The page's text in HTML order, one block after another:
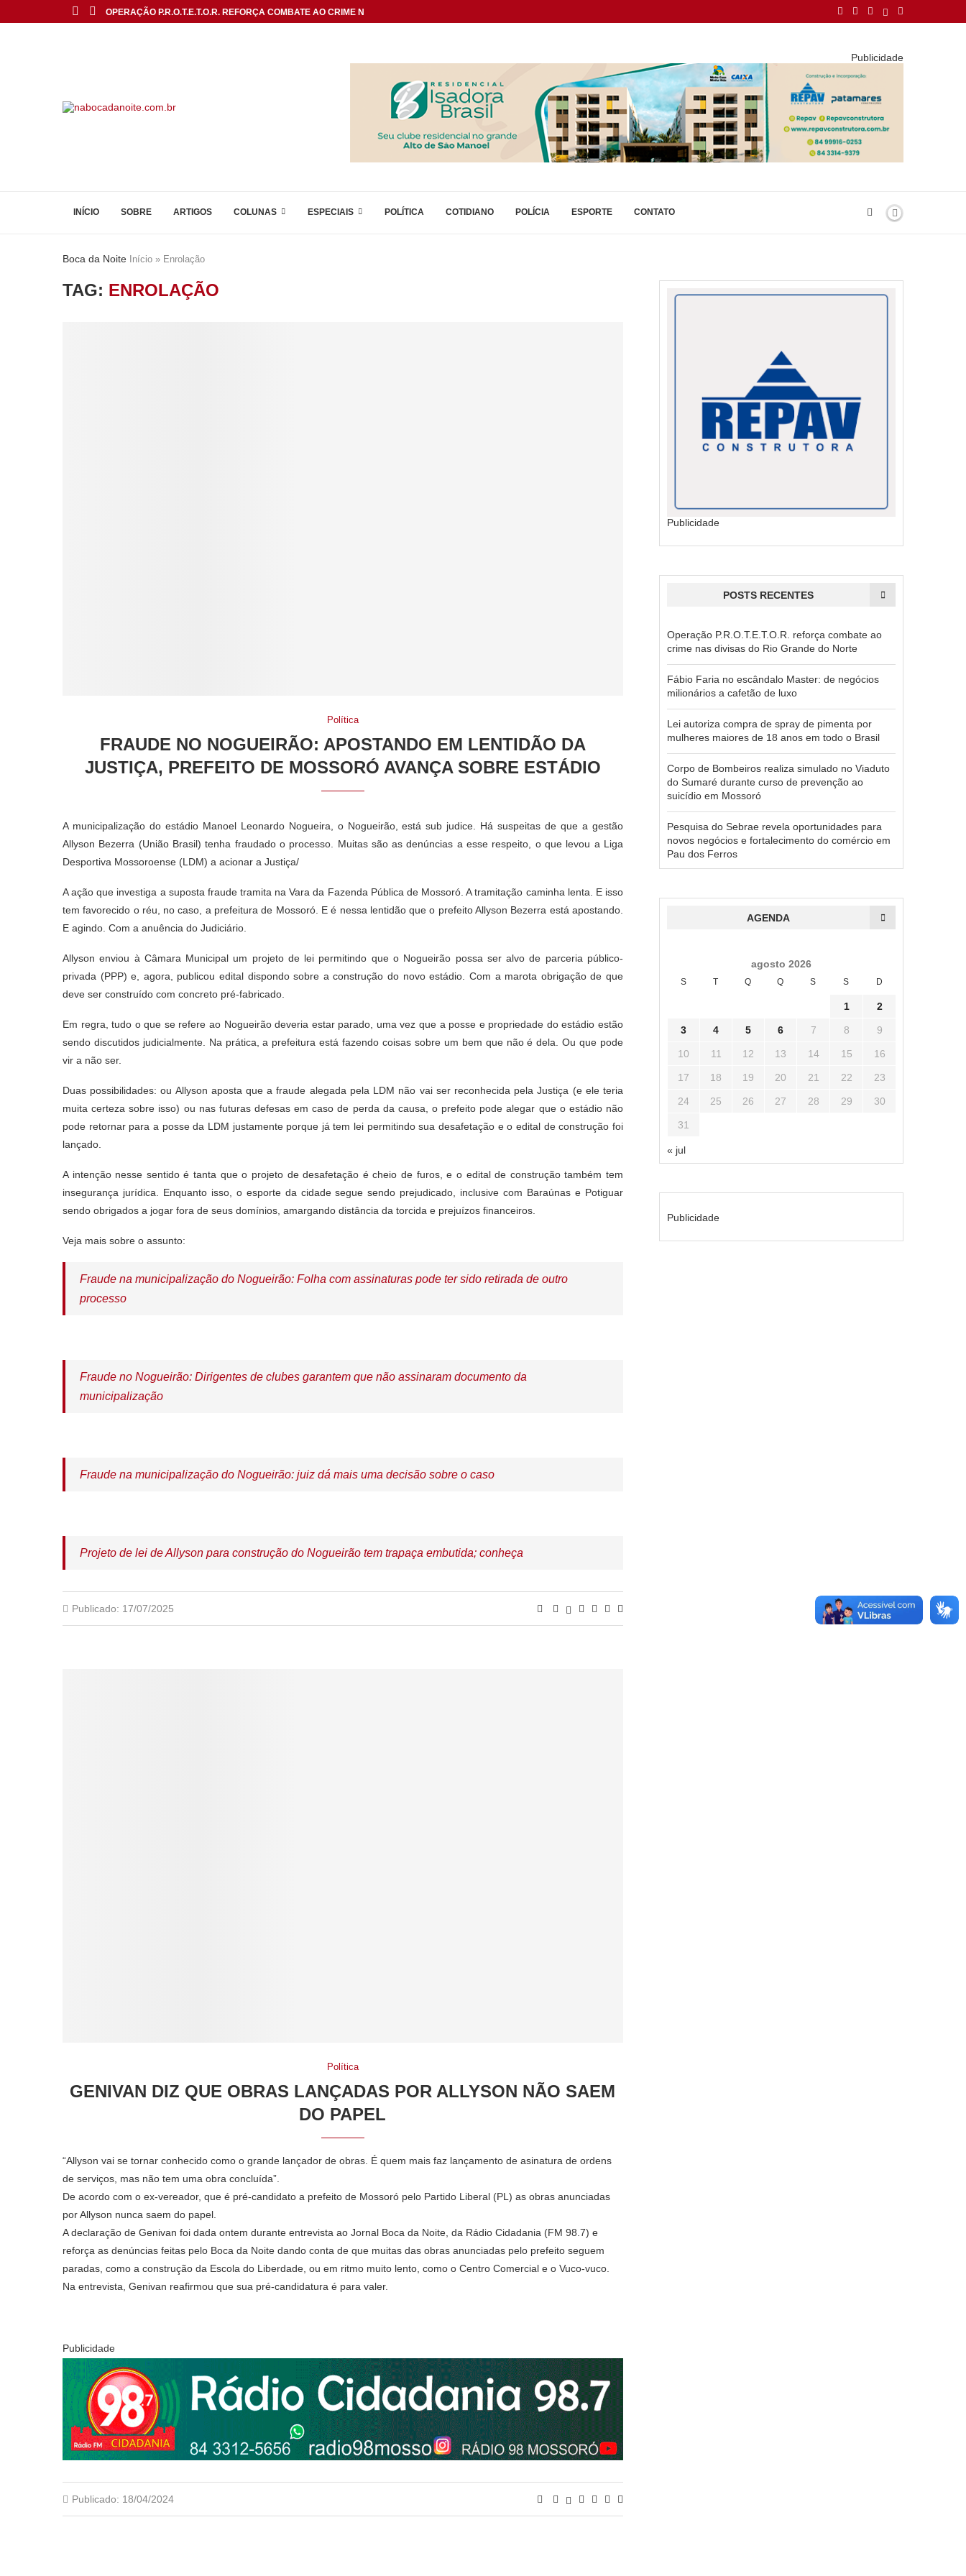
OPERAÇÃO P.R.O.T.E.T.O.R. REFORÇA COMBATE AO CRIME NAS DIVISAS...
Publicidade
INÍCIO SOBRE ARTIGOS COLUNAS ESPECIAIS POLÍTICA COTIDIANO POLÍCIA ESPORTE CONTATO
Boca da Noite Início » Enrolação
TAG: ENROLAÇÃO
Política
FRAUDE NO NOGUEIRÃO: APOSTANDO EM LENTIDÃO DA
JUSTIÇA, PREFEITO DE MOSSORÓ AVANÇA SOBRE ESTÁDIO
A municipalização do estádio Manoel Leonardo Nogueira, o Nogueirão, está sub judice. Há suspeitas de que a gestão
Allyson Bezerra (União Brasil) tenha fraudado o processo. Muitas são as denúncias a esse respeito, o que levou a Liga
Desportiva Mossoroense (LDM) a acionar a Justiça/
A ação que investiga a suposta fraude tramita na Vara da Fazenda Pública de Mossoró. A tramitação caminha lenta. E isso
tem favorecido o réu, no caso, a prefeitura de Mossoró. E é nessa lentidão que o prefeito Allyson Bezerra está apostando.
E agindo. Com a anuência do Judiciário.
Allyson enviou à Câmara Municipal um projeto de lei permitindo que o Nogueirão possa ser alvo de parceria público-
privada (PPP) e, agora, publicou edital dispondo sobre a construção do novo estádio. Com a marota obrigação de que
deve ser construído com concreto pré-fabricado.
Em regra, tudo o que se refere ao Nogueirão deveria estar parado, uma vez que a posse e propriedade do estádio estão
sendo discutidos judicialmente. Na prática, a prefeitura está fazendo coisas sobre um bem que não é dela. Ou que pode
vir a não ser.
Duas possibilidades: ou Allyson aposta que a fraude alegada pela LDM não vai ser reconhecida pela Justiça (e ele teria
muita certeza sobre isso) ou nas futuras defesas em caso de perda da causa, o prefeito pode alegar que o estádio não
pode retornar para a posse da LDM justamente porque já tem lei permitindo sua desafetação e o edital de construção foi
lançado.
A intenção nesse sentido é tanta que o projeto de desafetação é cheio de furos, e o edital de construção também tem
insegurança jurídica. Enquanto isso, o esporte da cidade segue sendo prejudicado, inclusive com Baraúnas e Potiguar
sendo obrigados a jogar fora de seus domínios, amargando distância da torcida e prejuízos financeiros.
Veja mais sobre o assunto:
Fraude na municipalização do Nogueirão: Folha com assinaturas pode ter sido retirada de outro
processo
Fraude no Nogueirão: Dirigentes de clubes garantem que não assinaram documento da
municipalização
Fraude na municipalização do Nogueirão: juiz dá mais uma decisão sobre o caso
Projeto de lei de Allyson para construção do Nogueirão tem trapaça embutida; conheça
Publicado: 17/07/2025
Política
GENIVAN DIZ QUE OBRAS LANÇADAS POR ALLYSON NÃO SAEM
DO PAPEL
“Allyson vai se tornar conhecido como o grande lançador de obras. É quem mais faz lançamento de asinatura de ordens
de serviços, mas não tem uma obra concluída”.
De acordo com o ex-vereador, que é pré-candidato a prefeito de Mossoró pelo Partido Liberal (PL) as obras anunciadas
por Allyson nunca saem do papel.
A declaração de Genivan foi dada ontem durante entrevista ao Jornal Boca da Noite, da Rádio Cidadania (FM 98.7) e
reforça as denúncias feitas pelo Boca da Noite dando conta de que muitas das obras anunciadas pelo prefeito seguem
paradas, como a construção da Escola do Liberdade, ou em ritmo muito lento, como o Centro Comercial e o Vuco-vuco.
Na entrevista, Genivan reafirmou que sua pré-candidatura é para valer.
Publicidade
Publicado: 18/04/2024
Publicidade
POSTS RECENTES
Operação P.R.O.T.E.T.O.R. reforça combate ao
crime nas divisas do Rio Grande do Norte
Fábio Faria no escândalo Master: de negócios
milionários a cafetão de luxo
Lei autoriza compra de spray de pimenta por
mulheres maiores de 18 anos em todo o Brasil
Corpo de Bombeiros realiza simulado no Viaduto
do Sumaré durante curso de prevenção ao
suicídio em Mossoró
Pesquisa do Sebrae revela oportunidades para
novos negócios e fortalecimento do comércio em
Pau dos Ferros
AGENDA
agosto 2026
S T Q Q S S D
1 2
3 4 5 6 7 8 9
10 11 12 13 14 15 16
17 18 19 20 21 22 23
24 25 26 27 28 29 30
31
« jul
Publicidade